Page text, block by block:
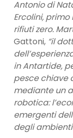
Antonio di
Ercolini,
rifiuti zero.
Gattoni, “il
in Antartide,
pesce chiave
mediante un
robotica:
emergenti
degli ambienti